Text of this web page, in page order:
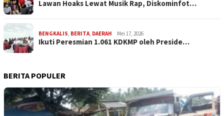
Lawan Hoaks Lewat Musik Rap, Diskominfot…
BENGKALIS BERITA DAERAH Mei 17, 2026
Ikuti Peresmian 1.061 KDKMP oleh Preside…
BERITA POPULER